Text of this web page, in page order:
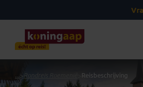
...> Rondreis Roemenië Reisbeschrijving